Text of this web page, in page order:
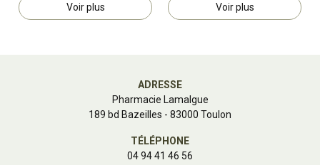
Voir plus Voir plus
ADRESSE
Pharmacie Lamalgue
189 bd Bazeilles - 83000 Toulon
TÉLÉPHONE
04 94 41 46 56